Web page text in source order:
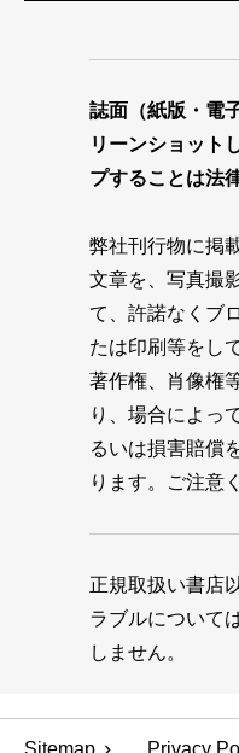
誌面（紙版・電
リーンショット
プすることは法
弊社刊行物に掲
文章を、写真撮
て、許諾なくブ
たは印刷等をし
著作権、肖像権
り、場合によっ
るいは損害賠償
ります。ご注意
正規取扱い書店
ラブルについて
しません。
Sitemap Privacy